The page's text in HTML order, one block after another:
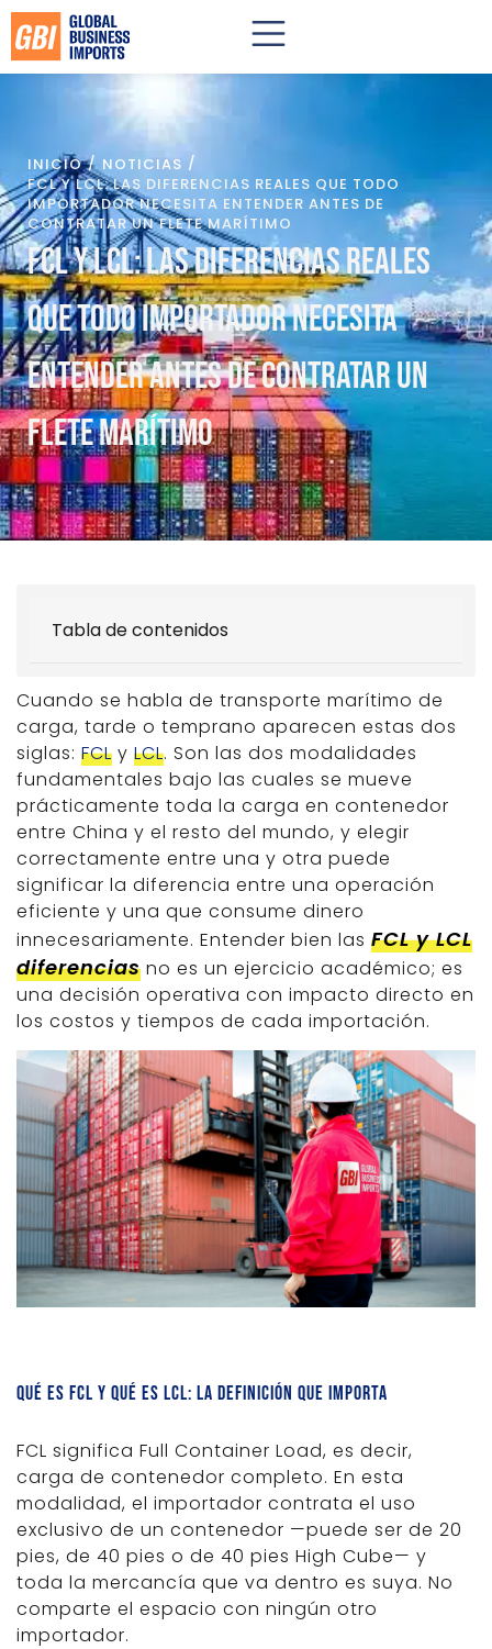
INICIO / NOTICIAS /
FCL Y LCL: LAS DIFERENCIAS REALES QUE TODO
IMPORTADOR NECESITA ENTENDER ANTES DE
CONTRATAR UN FLETE MARÍTIMO
FCL y LCL: las diferencias reales
que todo importador necesita
entender antes de contratar un
flete marítimo
Tabla de contenidos
Cuando se habla de transporte marítimo de
carga, tarde o temprano aparecen estas dos
siglas: FCL y LCL. Son las dos modalidades
fundamentales bajo las cuales se mueve
prácticamente toda la carga en contenedor
entre China y el resto del mundo, y elegir
correctamente entre una y otra puede
significar la diferencia entre una operación
eficiente y una que consume dinero
innecesariamente. Entender bien las FCL y LCL
diferencias no es un ejercicio académico; es
una decisión operativa con impacto directo en
los costos y tiempos de cada importación.
Qué es FCL y qué es LCL: la definición que importa
FCL significa Full Container Load, es decir,
carga de contenedor completo. En esta
modalidad, el importador contrata el uso
exclusivo de un contenedor —puede ser de 20
pies, de 40 pies o de 40 pies High Cube— y
toda la mercancía que va dentro es suya. No
comparte el espacio con ningún otro
importador.